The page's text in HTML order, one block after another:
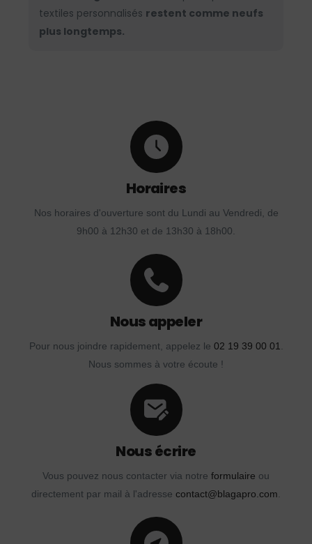
textiles personnalisés restent comme neufs
plus longtemps.
Horaires
Nos horaires d'ouverture sont du Lundi au Vendredi, de
9h00 à 12h30 et de 13h30 à 18h00.
Nous appeler
Pour nous joindre rapidement, appelez le 02 19 39 00 01.
Nous sommes à votre écoute !
Nous écrire
Vous pouvez nous contacter via notre formulaire ou
directement par mail à l'adresse contact@blagapro.com.